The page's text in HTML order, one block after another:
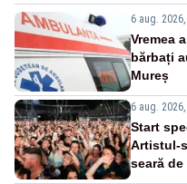
6 aug.
Vremea
bărbați
Mureș
6 aug.
Start
Artistul-
seară